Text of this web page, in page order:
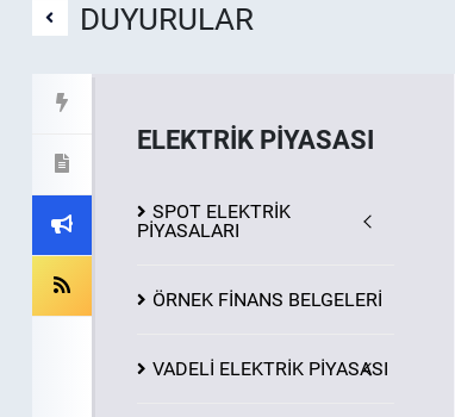
DUYURULAR
ELEKTRİK PİYASASI
SPOT ELEKTRİK
PİYASALARI
ÖRNEK FİNANS BELGELERİ
VADELİ ELEKTRİK PİYASASI